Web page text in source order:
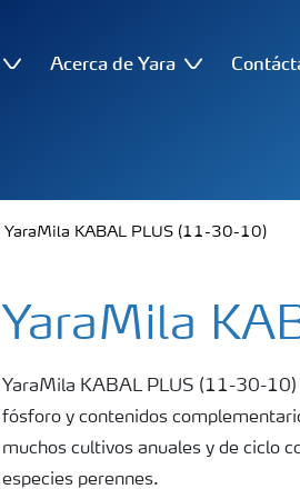
Acerca de Yara
YaraMila KABAL PLUS (11-30-10)
YaraMila
YaraMila KABAL PLUS (11-30-10)
fósforo y contenidos
muchos cultivos anuales y de ciclo
especies perennes.